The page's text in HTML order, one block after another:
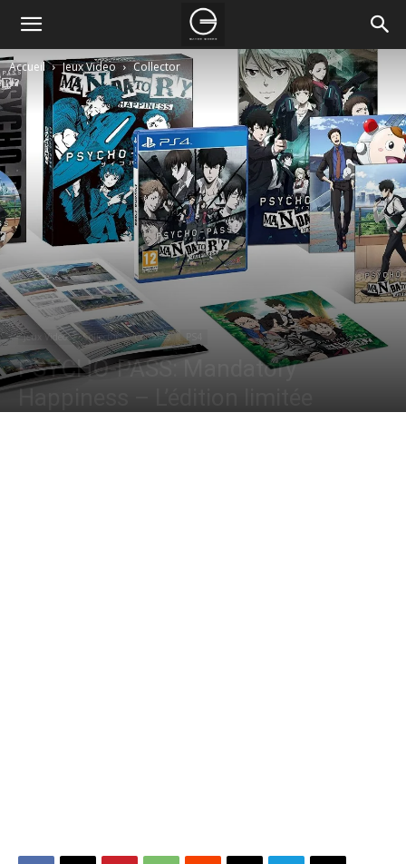
Accueil Jeux Video Collector
Jeux Video Collector Consoles PS4
PSYCHO-PASS: Mandatory
Happiness – L’édition limitée